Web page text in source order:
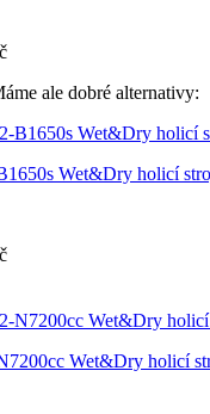
ale dobré alternativy:
Wet&Dry holicí
Wet&Dry holicí